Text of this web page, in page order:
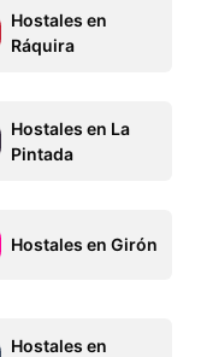
Hostales en
Ráquira
Hostales en La
Pintada
Hostales en Girón
Hostales en